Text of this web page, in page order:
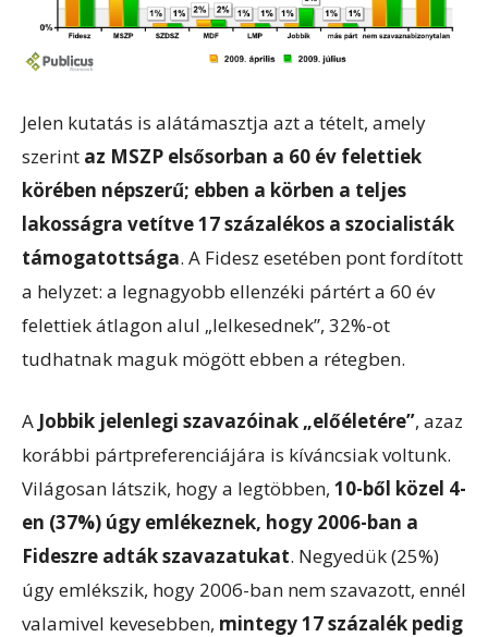
Jelen kutatás is alátámasztja azt a tételt, amely
szerint az MSZP elsősorban a 60 év felettiek
körében népszerű; ebben a körben a teljes
lakosságra vetítve 17 százalékos a szocialisták
támogatottsága. A Fidesz esetében pont fordított
a helyzet: a legnagyobb ellenzéki pártért a 60 év
felettiek átlagon alul „lelkesednek”, 32%-ot
tudhatnak maguk mögött ebben a rétegben.
A Jobbik jelenlegi szavazóinak „előéletére”, azaz
korábbi pártpreferenciájára is kíváncsiak voltunk.
Világosan látszik, hogy a legtöbben, 10-ből közel 4-
en (37%) úgy emlékeznek, hogy 2006-ban a
Fideszre adták szavazatukat. Negyedük (25%)
úgy emlékszik, hogy 2006-ban nem szavazott, ennél
valamivel kevesebben, mintegy 17 százalék pedig